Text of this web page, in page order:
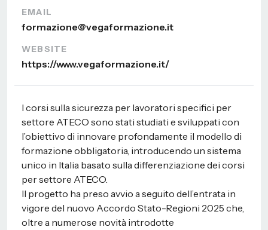
EMAIL
formazione@vegaformazione.it
WEBSITE
https://www.vegaformazione.it/
I corsi sulla sicurezza per lavoratori specifici per
settore ATECO sono stati studiati e sviluppati con
l’obiettivo di innovare profondamente il modello di
formazione obbligatoria, introducendo un sistema
unico in Italia basato sulla differenziazione dei corsi
per settore ATECO.
Il progetto ha preso avvio a seguito dell’entrata in
vigore del nuovo Accordo Stato-Regioni 2025 che,
oltre a numerose novità introdotte